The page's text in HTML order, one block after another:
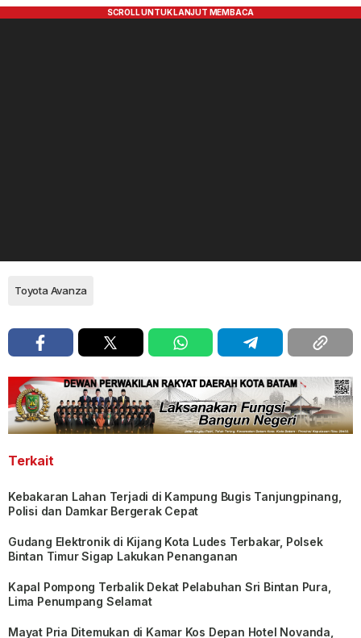
Toyota Avanza
Terkait
Kebakaran Lahan Terjadi di Kampung Bugis Tanjungpinang,
Polisi dan Damkar Bergerak Cepat
Gudang Elektronik di Kijang Kota Ludes Terbakar, Polsek
Bintan Timur Sigap Lakukan Penanganan
Kapal Pompong Terbalik Dekat Pelabuhan Sri Bintan Pura,
Lima Penumpang Selamat
Mayat Pria Ditemukan di Kamar Kos Depan Hotel Novanda,